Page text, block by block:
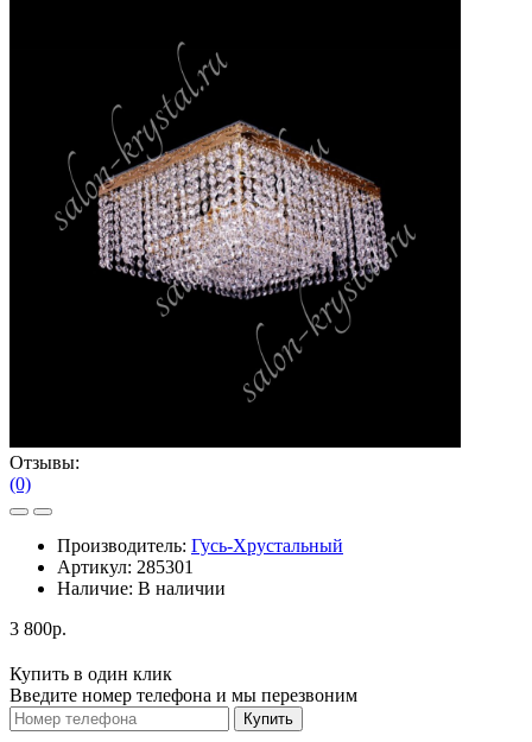
Отзывы:
(0)
Производитель: Гусь-Хрустальный
Артикул: 285301
Наличие: В наличии
3 800р.
Купить в один клик
Введите номер телефона и мы перезвоним
Купить